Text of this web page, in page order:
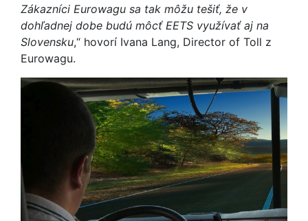
Zákazníci Eurowagu sa tak môžu tešiť, že v
dohľadnej dobe budú môcť EETS využívať aj na
Slovensku,“ hovorí Ivana Lang, Director of Toll z
Eurowagu.